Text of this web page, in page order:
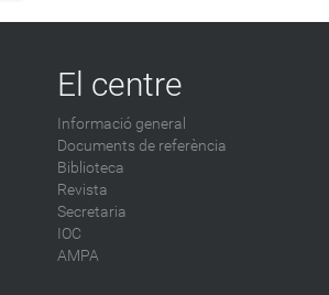
El centre
Informació general
Documents de referència
Biblioteca
Revista
Secretaria
IOC
AMPA